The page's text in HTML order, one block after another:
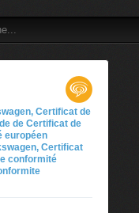
Certificat de
de Certificat de
européen
Certificat
conformité